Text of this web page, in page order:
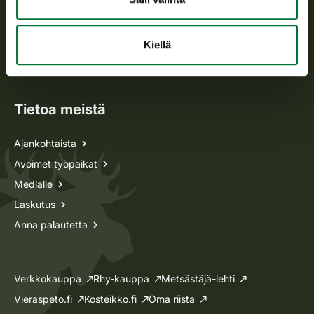
Kiellä
Metsästyskortti-asiat
Lupa-asiat
Tietoa meistä
Ajankohtaista
Avoimet työpaikat
Medialle
Laskutus
Anna palautetta
Verkkokauppa Rhy-kauppa
Metsästäjä-lehti
Vieraspeto.fi
Kosteikko.fi Oma riista